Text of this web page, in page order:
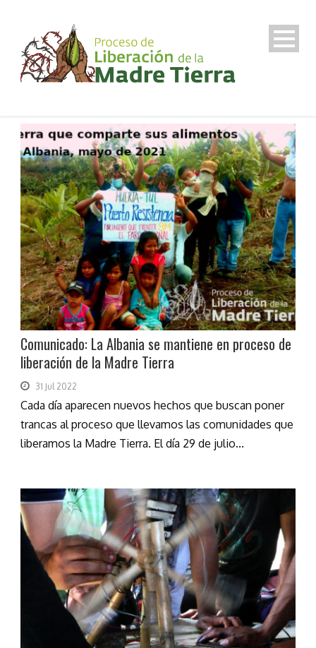
Comunicado: La Albania se mantiene en proceso de
liberación de la Madre Tierra
31 Jul 2022
Cada día aparecen nuevos hechos que buscan poner
trancas al proceso que llevamos las comunidades que
liberamos la Madre Tierra. El día 29 de julio...